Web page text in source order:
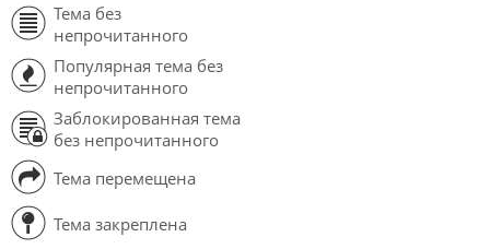
Тема без
непрочитанного
Популярная тема без
непрочитанного
Заблокированная тема
без непрочитанного
Тема перемещена
Тема закреплена